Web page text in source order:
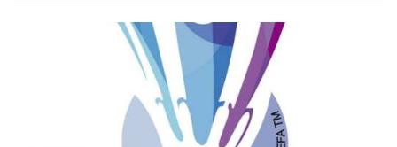
Марку Рамуш, Аруна Диндан (Абдулразак Букари, 73), Хилтон